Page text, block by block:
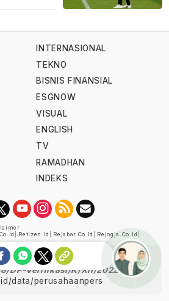
INTERNASIONAL
TEKNO
BISNIS FINANSIAL
ESGNOW
VISUAL
ENGLISH
TV
RAMADHAN
INDEKS
Retizen.id Rejabar.co.id Rejogja.co.id
oleh Dewan Pers
DP-Verifikasi/K/XII/2022
data/perusahaanpers